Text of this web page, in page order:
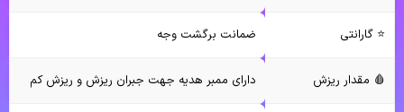
⭐️ گارانتی ضمانت برگشت وجه
🩸 مقدار ریزش دارای ممبر هدیه جهت جبران ریزش و ریزش کم